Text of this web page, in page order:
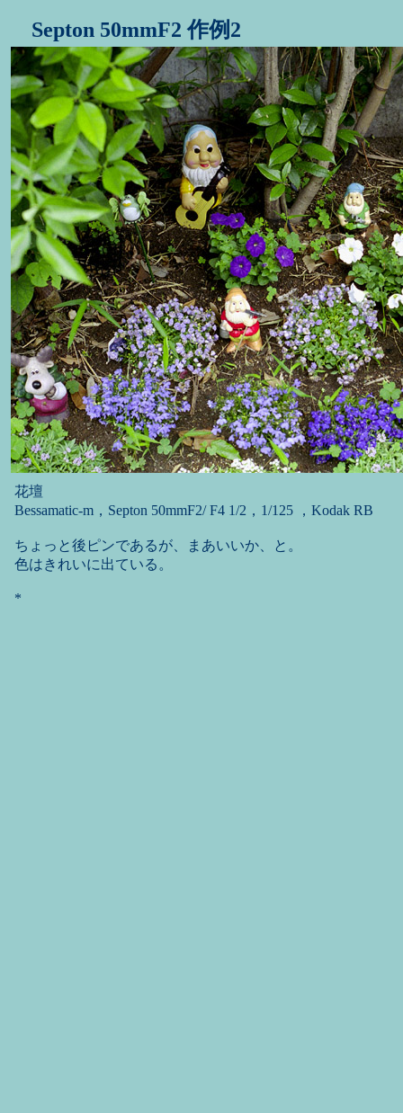
Septon 50mmF2 作例2
花壇
Bessamatic-m，Septon 50mmF2/ F4 1/2，1/125 ，Kodak RB
ちょっと後ピンであるが、まあいいか、と。
色はきれいに出ている。
*